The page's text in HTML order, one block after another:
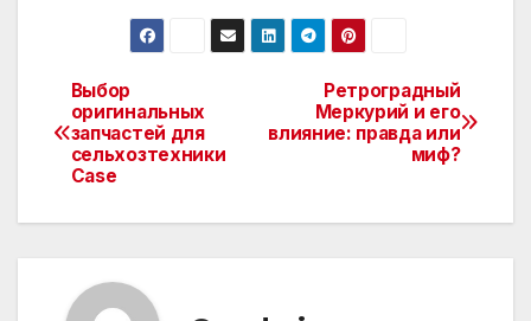
Навигация
по
Ретроградный
Меркурий и его
влияние: правда или
миф?
Выбор
оригинальных
запчастей для
сельхозтехники
Case